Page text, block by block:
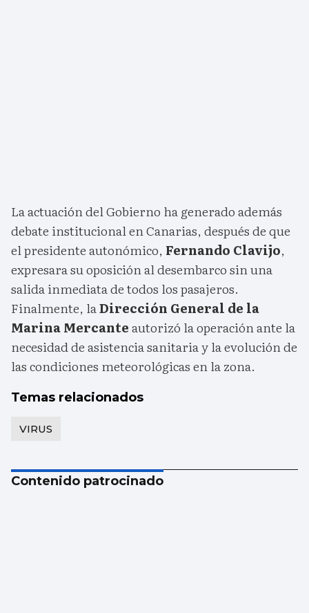
La actuación del Gobierno ha generado además
debate institucional en Canarias, después de que
el presidente autonómico, Fernando Clavijo,
expresara su oposición al desembarco sin una
salida inmediata de todos los pasajeros.
Finalmente, laDirección General de la
Marina Mercanteautorizó la operación ante la
necesidad de asistencia sanitaria y la evolución de
las condiciones meteorológicas en la zona.
Temas relacionados
VIRUS
Contenido patrocinado